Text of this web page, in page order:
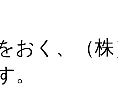
おく、（
。